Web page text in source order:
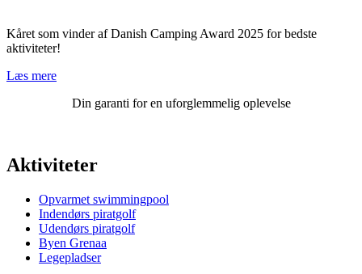
Kåret som vinder af Danish Camping Award 2025 for bedste
aktiviteter!
Læs mere
Din garanti for en uforglemmelig oplevelse
Aktiviteter
Opvarmet swimmingpool
Indendørs piratgolf
Udendørs piratgolf
Byen Grenaa
Legepladser